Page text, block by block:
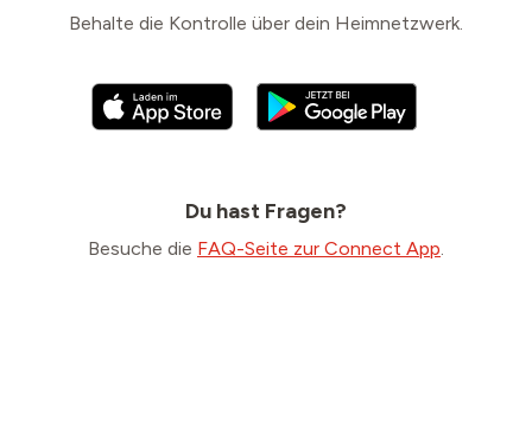
Behalte die Kontrolle über dein Heimnetzwerk.
Du hast Fragen?
Besuche die FAQ-Seite zur Connect App.